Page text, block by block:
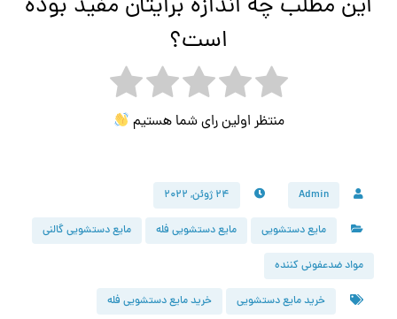
این مطلب چه اندازه برایتان مفید بوده
است؟
منتظر اولین رای شما هستیم
Admin ۲۴ ژوئن, ۲۰۲۲
مایع دستشویی مایع دستشویی فله مایع دستشویی گالنی
مواد ضدعفونی کننده
خرید مایع دستشویی خرید مایع دستشویی فله